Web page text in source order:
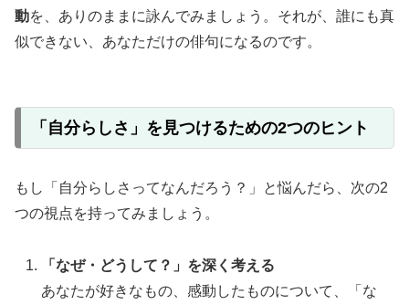
動を、ありのままに詠んでみましょう。それが、誰にも真
似できない、あなただけの俳句になるのです。
「自分らしさ」を見つけるための2つのヒント
もし「自分らしさってなんだろう？」と悩んだら、次の2
つの視点を持ってみましょう。
「なぜ・どうして？」を深く考える
あなたが好きなもの、感動したものについて、「な